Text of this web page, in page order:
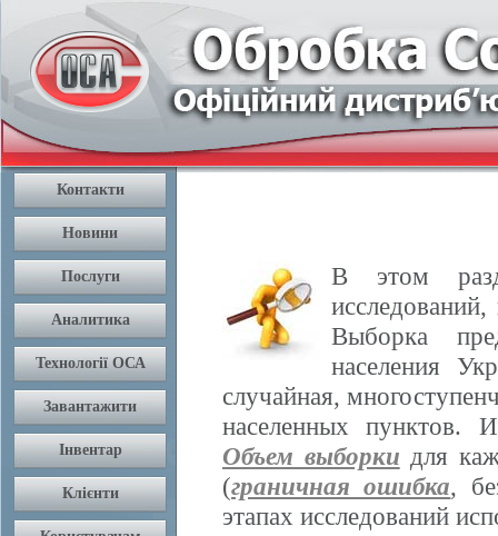
В этом
Выборка
населения
случайная,
населенных пунктов.
Объем выборки для
(граничная ошибка,
этапах исследований